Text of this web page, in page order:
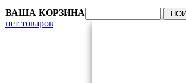
ВАША КОРЗИНА
нет товаров